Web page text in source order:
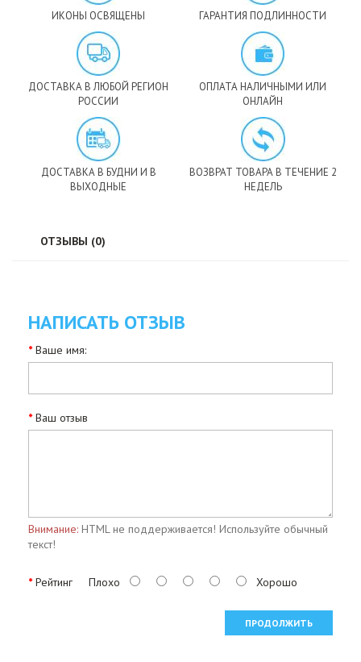
ИКОНЫ ОСВЯЩЕНЫ ГАРАНТИЯ ПОДЛИННОСТИ
ДОСТАВКА В ЛЮБОЙ РЕГИОН
РОССИИ
ОПЛАТА НАЛИЧНЫМИ ИЛИ
ОНЛАЙН
ДОСТАВКА В БУДНИ И В
ВЫХОДНЫЕ
ВОЗВРАТ ТОВАРА В ТЕЧЕНИЕ 2
НЕДЕЛЬ
ОТЗЫВЫ (0)
НАПИСАТЬ ОТЗЫВ
Ваше имя:
Ваш отзыв
Внимание: HTML не поддерживается! Используйте обычный
текст!
Рейтинг Плохо Хорошо
ПРОДОЛЖИТЬ